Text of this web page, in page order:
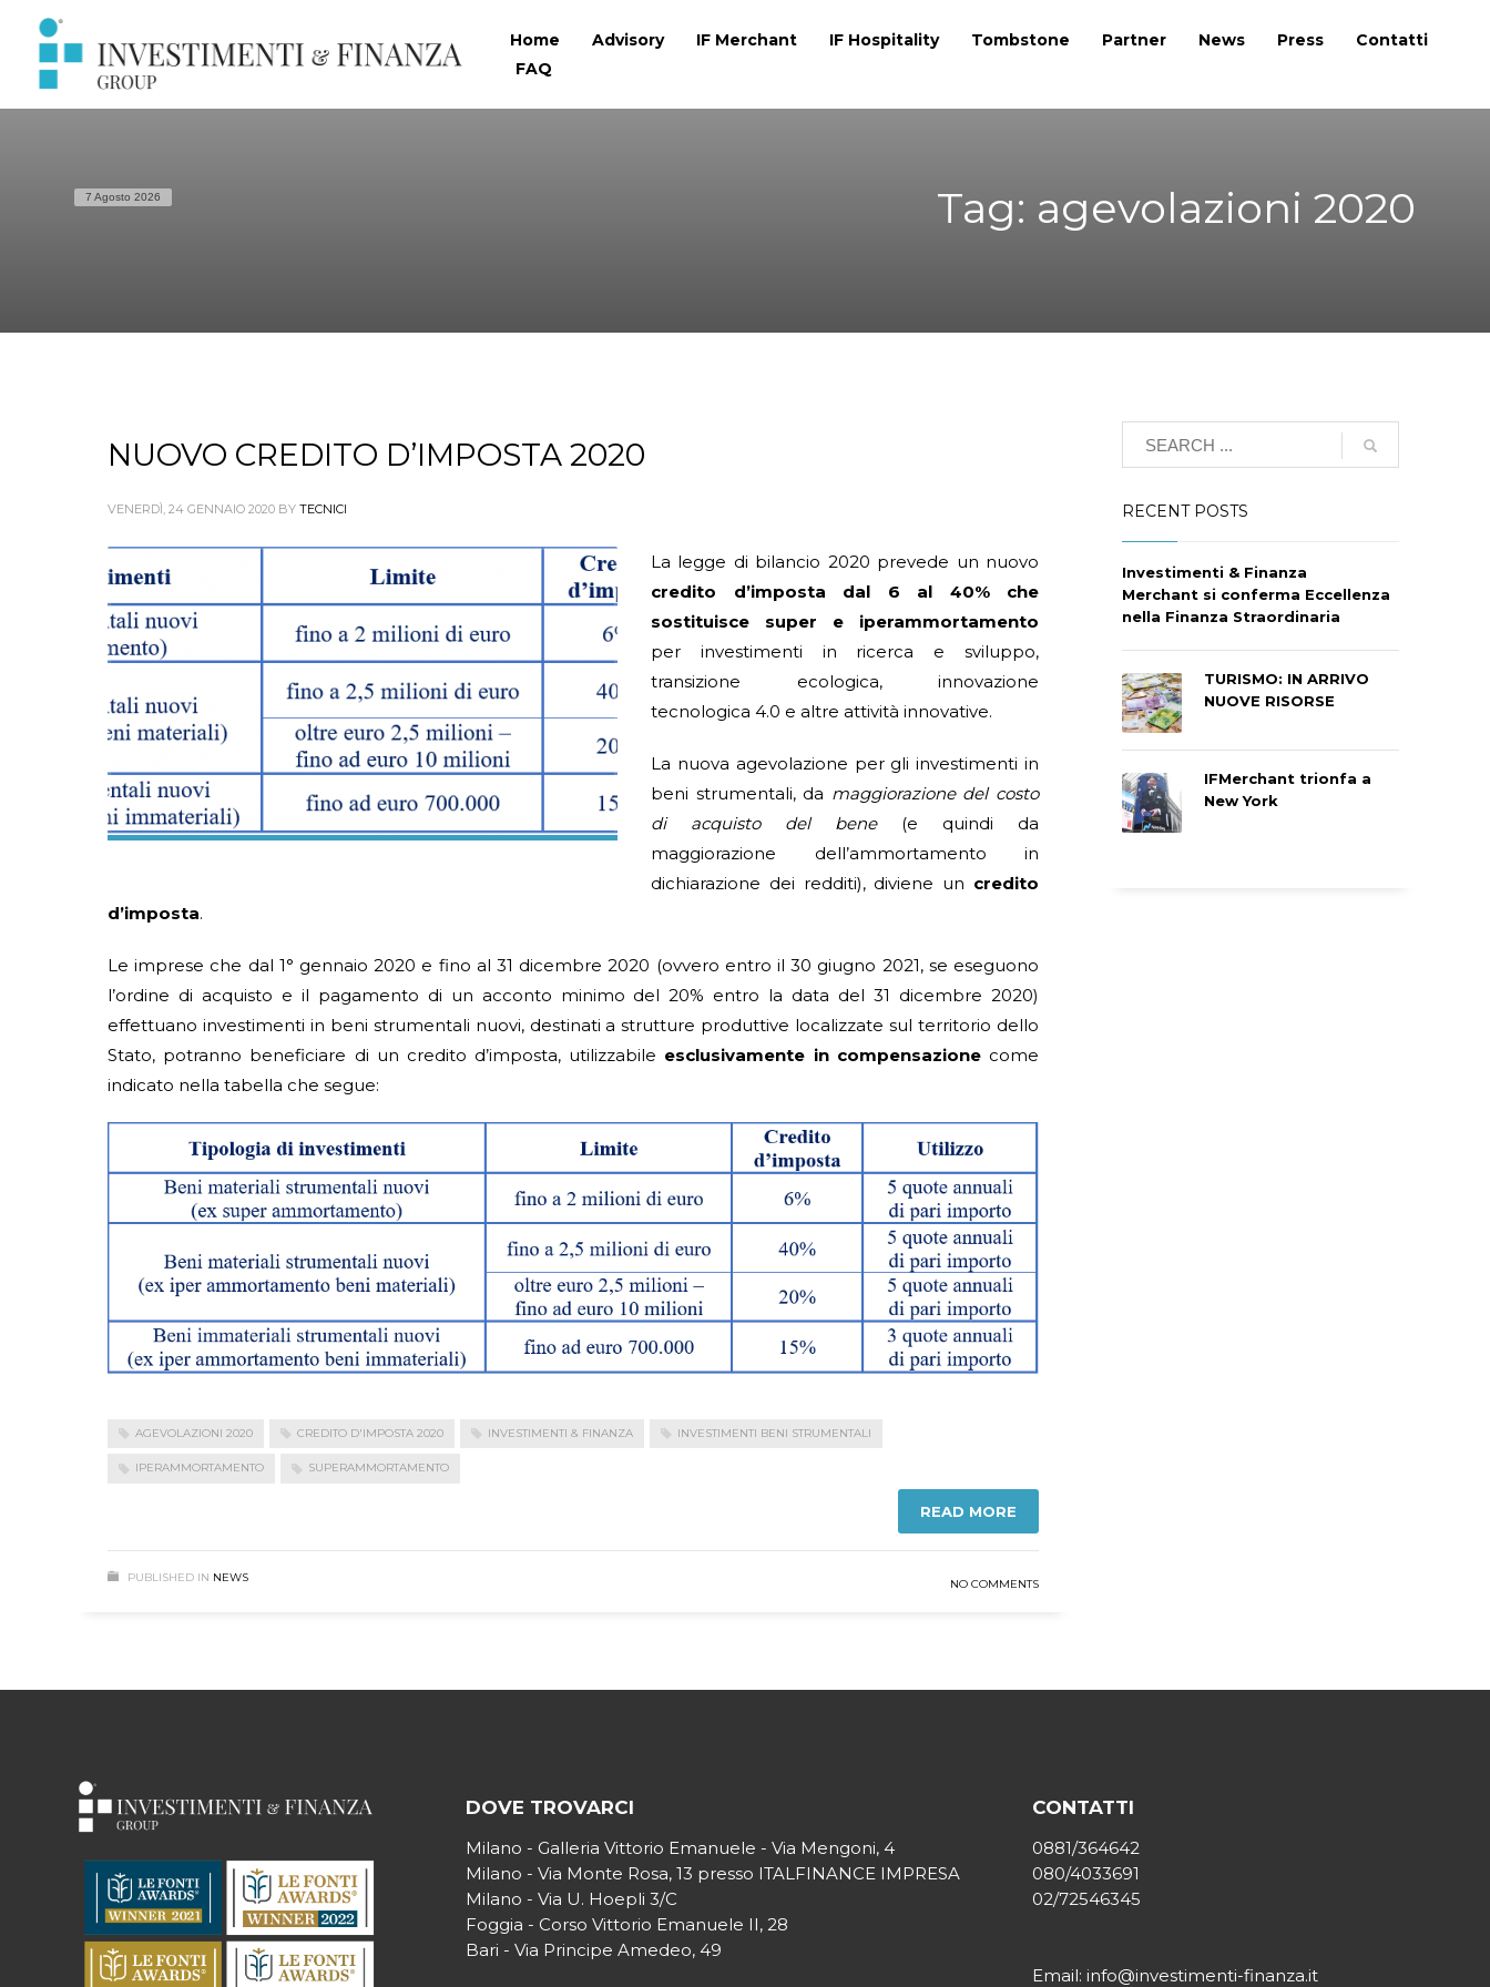
Home Advisory IF Merchant IF Hospitality Tombstone Partner News Press
Contatti
FAQ
7 Agosto 2026 Tag: agevolazioni 2020
NUOVO CREDITO D’IMPOSTA 2020
VENERDÌ, 24 GENNAIO 2020 BY TECNICI
La legge di bilancio 2020 prevede un nuovo
credito d’imposta
dal 6 al 40% che
sostituisce super e iperammortamento
per investimenti in ricerca e sviluppo,
transizione ecologica, innovazione
tecnologica 4.0 e altre attività innovative.
La nuova agevolazione per gli investimenti in
beni strumentali, da maggiorazione del costo
di acquisto del bene (e quindi da
maggiorazione dell’ammortamento in
dichiarazione dei redditi), diviene un credito
d’imposta.
Le imprese che dal 1° gennaio 2020 e fino al 31 dicembre 2020 (ovvero entro il 30 giugno 2021, se eseguono
l’ordine di acquisto e il pagamento di un acconto minimo del 20% entro la data del 31 dicembre 2020)
effettuano investimenti in beni strumentali nuovi, destinati a strutture produttive localizzate sul territorio dello
Stato, potranno beneficiare di un credito d’imposta, utilizzabile esclusivamente in compensazionecome
indicato nella tabella che segue:
AGEVOLAZIONI 2020 CREDITO D'IMPOSTA 2020 INVESTIMENTI & FINANZA INVESTIMENTI BENI STRUMENTALI
IPERAMMORTAMENTO SUPERAMMORTAMENTO
READ MORE
PUBLISHED IN NEWS NO COMMENTS
RECENT POSTS
Investimenti & Finanza
Merchant si conferma Eccellenza
nella Finanza Straordinaria
TURISMO: IN ARRIVO
NUOVE RISORSE
IFMerchant trionfa a
New York
DOVE TROVARCI
Milano - Galleria Vittorio Emanuele - Via Mengoni, 4
Milano - Via Monte Rosa, 13 presso ITALFINANCE IMPRESA
Milano - Via U. Hoepli 3/C
Foggia - Corso Vittorio Emanuele II, 28
Bari - Via Principe Amedeo, 49
CONTATTI
0881/364642
080/4033691
02/72546345
Email: info@investimenti-finanza.it